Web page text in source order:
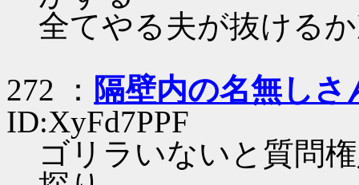
全てやる夫が抜ける
272 ： 隔壁内の名無しさ
ID:XyFd7PPF
ゴリラいないと質問